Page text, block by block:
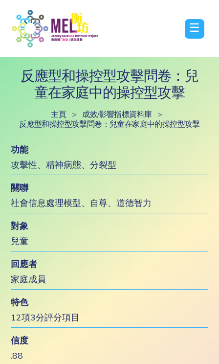
☰
反應型和操控型攻擊問卷：兒
童在家庭中的操控型攻擊
主頁 > 成效/影響指標資料庫
>
反應型和操控型攻擊問卷：兒童在家庭中的操控型攻擊
功能
攻擊性、精神病態、分裂型
關聯
社會信息處理模型、自尊、道德智力
對象
兒童
回應者
家庭成員
特色
12項3分評分項目
信度
.88